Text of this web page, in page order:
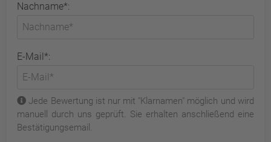
Nachname*:
E-Mail*:
Jede Bewertung ist nur mit "Klarnamen" möglich und wird
manuell durch uns geprüft. Sie erhalten anschließend eine
Bestätigungsemail.